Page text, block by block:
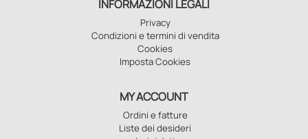
INFORMAZIONI LEGALI
Privacy
Condizioni e termini di vendita
Cookies
Imposta Cookies
MY ACCOUNT
Ordini e fatture
Liste dei desideri